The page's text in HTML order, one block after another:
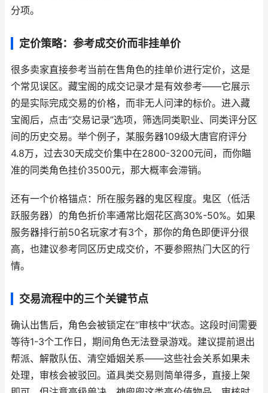
分项。
定价策略：参考成交价而非挂单价
很多卖家直接参考当前在售角色的挂单价进行定价，这是
个常见误区。藏宝阁的成交记录才是有效参考——它展示
的是实际完成交易的价格，而非无人问津的标价。进入藏
宝阁后，点击“交易记录”选项，筛选同类职业、同类评分区
间的历史交易。举个例子，某服务器109级大唐官府评分
4.8万，过去30天成交价集中在2800-3200元间，而你瞄
准的同类角色挂价3500元，那大概率会滞销。
还有一个价格锚点：所在服务器的鬼区程度。鬼区（低活
跃服务器）的角色折价率通常比烟花区高30%-50%。如果
服务器排行前50名玩家才有3个，那你的角色即便评分很
高，也建议参考同区历史成交价，不要参照热门大区的行
情。
交易流程中的三个关键节点
确认出售后，角色会被锁定在“审核中”状态。这段时间需要
等待1-3个工作日，期间角色无法登录游戏。建议提前退出
帮派、解散队伍、清空婚姻关系——这些社会关系如果未
处理，审核会被驳回。道具类交易则简单得多，直接上架